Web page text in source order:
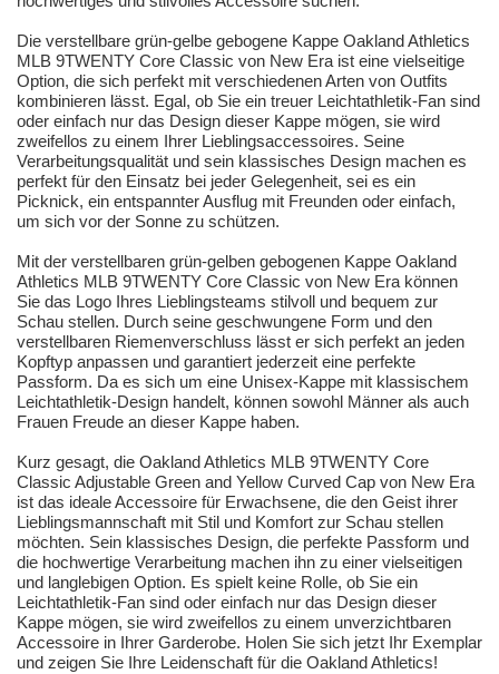
Die verstellbare grün-gelbe gebogene Kappe Oakland Athletics
MLB 9TWENTY Core Classic von New Era ist eine vielseitige
Option, die sich perfekt mit verschiedenen Arten von Outfits
kombinieren lässt. Egal, ob Sie ein treuer Leichtathletik-Fan sind
oder einfach nur das Design dieser Kappe mögen, sie wird
zweifellos zu einem Ihrer Lieblingsaccessoires. Seine
Verarbeitungsqualität und sein klassisches Design machen es
perfekt für den Einsatz bei jeder Gelegenheit, sei es ein
Picknick, ein entspannter Ausflug mit Freunden oder einfach,
um sich vor der Sonne zu schützen.
Mit der verstellbaren grün-gelben gebogenen Kappe Oakland
Athletics MLB 9TWENTY Core Classic von New Era können
Sie das Logo Ihres Lieblingsteams stilvoll und bequem zur
Schau stellen. Durch seine geschwungene Form und den
verstellbaren Riemenverschluss lässt er sich perfekt an jeden
Kopftyp anpassen und garantiert jederzeit eine perfekte
Passform. Da es sich um eine Unisex-Kappe mit klassischem
Leichtathletik-Design handelt, können sowohl Männer als auch
Frauen Freude an dieser Kappe haben.
Kurz gesagt, die Oakland Athletics MLB 9TWENTY Core
Classic Adjustable Green and Yellow Curved Cap von New Era
ist das ideale Accessoire für Erwachsene, die den Geist ihrer
Lieblingsmannschaft mit Stil und Komfort zur Schau stellen
möchten. Sein klassisches Design, die perfekte Passform und
die hochwertige Verarbeitung machen ihn zu einer vielseitigen
und langlebigen Option. Es spielt keine Rolle, ob Sie ein
Leichtathletik-Fan sind oder einfach nur das Design dieser
Kappe mögen, sie wird zweifellos zu einem unverzichtbaren
Accessoire in Ihrer Garderobe. Holen Sie sich jetzt Ihr Exemplar
und zeigen Sie Ihre Leidenschaft für die Oakland Athletics!